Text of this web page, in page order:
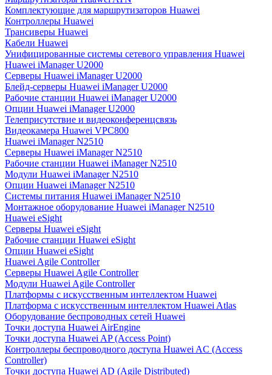
Комплектующие для маршрутизаторов Huawei
Контроллеры Huawei
Трансиверы Huawei
Кабели Huawei
Унифицированные системы сетевого управления Huawei
Huawei iManager U2000
Серверы Huawei iManager U2000
Блейд-серверы Huawei iManager U2000
Рабочие станции Huawei iManager U2000
Опции Huawei iManager U2000
Телеприсутствие и видеоконференцсвязь
Видеокамера Huawei VPC800
Huawei iManager N2510
Серверы Huawei iManager N2510
Рабочие станции Huawei iManager N2510
Модули Huawei iManager N2510
Опции Huawei iManager N2510
Системы питания Huawei iManager N2510
Монтажное оборудование Huawei iManager N2510
Huawei eSight
Серверы Huawei eSight
Рабочие станции Huawei eSight
Опции Huawei eSight
Huawei Agile Controller
Серверы Huawei Agile Controller
Модули Huawei Agile Controller
Платформы с искусственным интеллектом Huawei
Платформа с искусственным интеллектом Huawei Atlas
Оборудование беспроводных сетей Huawei
Точки доступа Huawei AirEngine
Точки доступа Huawei AP (Access Point)
Контроллеры беспроводного доступа Huawei AC (Access
Controller)
Точки доступа Huawei AD (Agile Distributed)